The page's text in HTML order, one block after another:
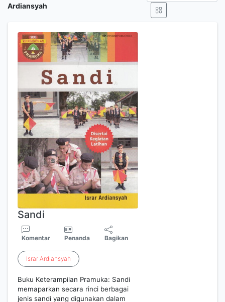
Ardiansyah
Sandi
Komentar Penanda Bagikan
Israr Ardiansyah
Buku Keterampilan Pramuka: Sandi
memaparkan secara rinci berbagai
jenis sandi yang digunakan dalam